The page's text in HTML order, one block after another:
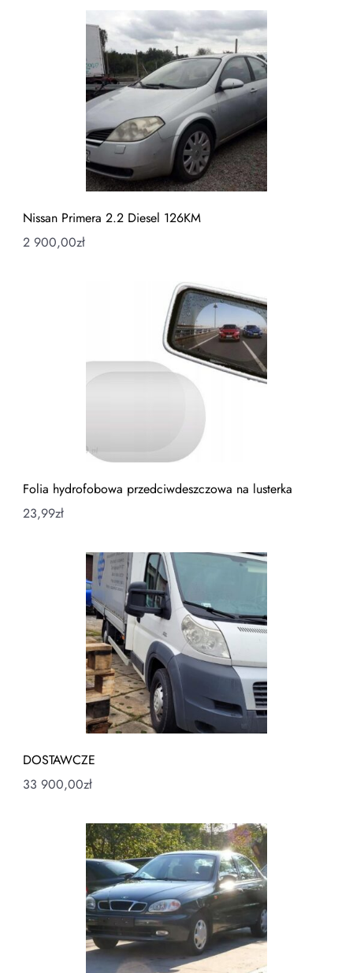
Nissan Primera 2.2 Diesel 126KM
2 900,00zł
Folia hydrofobowa przedciwdeszczowa na lusterka
23,99zł
DOSTAWCZE
33 900,00zł